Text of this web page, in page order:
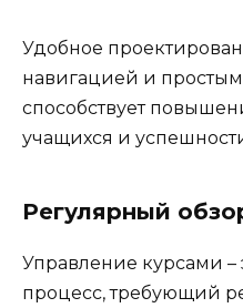
Удобное
навигацией и
способствует
учащихся и
Регулярный
Управление курсами
процесс, требующий